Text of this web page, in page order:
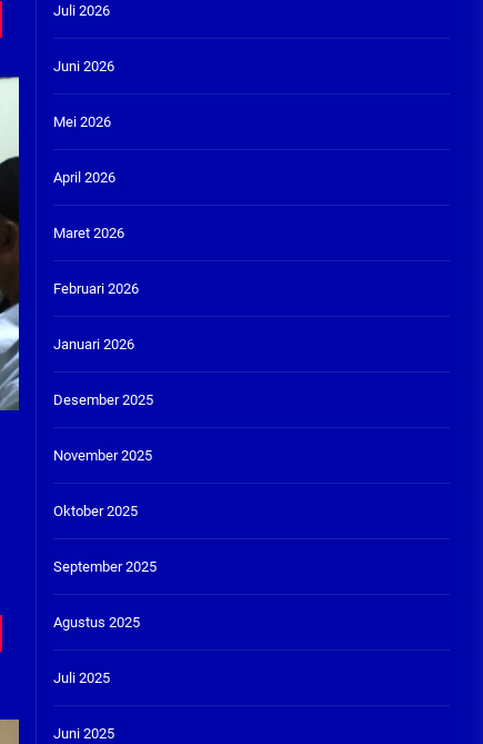
Juli 2026
Juni 2026
Mei 2026
April 2026
Maret 2026
Februari 2026
Januari 2026
Desember 2025
November 2025
Oktober 2025
September 2025
Agustus 2025
Juli 2025
Juni 2025